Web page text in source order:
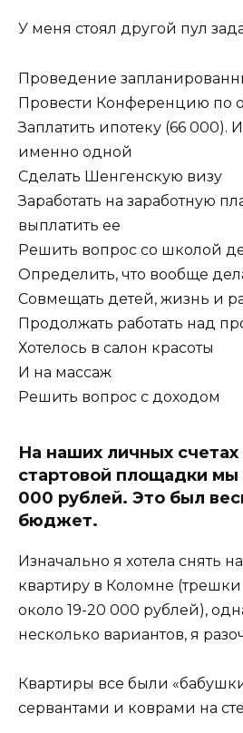
У меня стоял другой пул
Проведение
Провести Конференцию по
Заплатить ипотеку (66 000).
именно одной
Сделать Шенгенскую визу
Заработать на заработную
выплатить ее
Решить вопрос со школой
Определить, что вообще
Совмещать детей, жизнь и
Продолжать работать над
Хотелось в салон красоты
И на массаж
Решить вопрос с доходом
На наших личных счетах
стартовой площадки мы
000 рублей. Это был
бюджет.
Изначально я хотела снять
квартиру в Коломне
около 19-20 000 рублей),
несколько вариантов, я
Квартиры все были
сервантами и коврами на